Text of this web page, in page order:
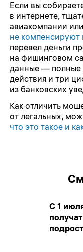
Если вы
в интернете,
авиакомпании
не компенсируют
перевел деньги
на фишинговом
данные — полные
действия и три
из банковских
Как отличить
от легальных,
что это такое и
С 1